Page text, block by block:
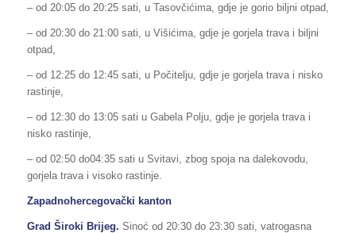
– od 20:05 do 20:25 sati, u Tasovčićima, gdje je gorio biljni otpad,
– od 20:30 do 21:00 sati, u Višićima, gdje je gorjela trava i biljni
otpad,
– od 12:25 do 12:45 sati, u Počitelju, gdje je gorjela trava i nisko
rastinje,
– od 12:30 do 13:05 sati u Gabela Polju, gdje je gorjela trava i
nisko rastinje,
– od 02:50 do04:35 sati u Svitavi, zbog spoja na dalekovodu,
gorjela trava i visoko rastinje.
Zapadnohercegovački kanton
Grad Široki Brijeg. Sinoć od 20:30 do 23:30 sati, vatrogasna